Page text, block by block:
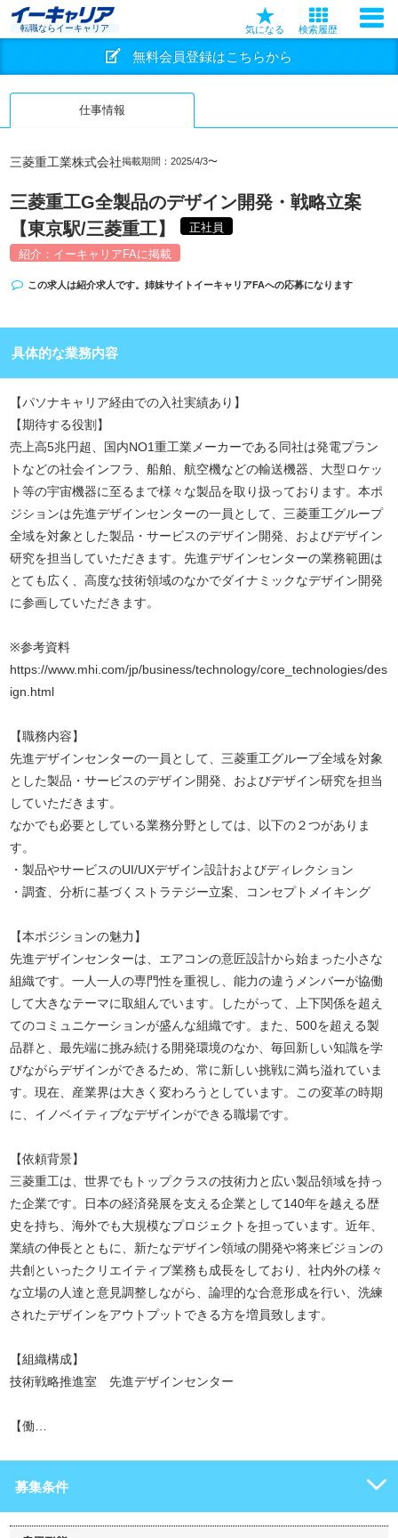
転職ならイーキャリア 気になる 検索履歴
無料会員登録はこちらから
仕事情報
三菱重工業株式会社掲載期間：2025/4/3〜
三菱重工G全製品のデザイン開発・戦略立案
【東京駅/三菱重工】
正社員
紹介：イーキャリアFAに掲載
この求人は紹介求人です。姉妹サイト イーキャリアFAへの応募になります
具体的な業務内容
【パソナキャリア経由での入社実績あり】
【期待する役割】
売上高5兆円超、国内NO1重工業メーカーである同社は発電プラン
トなどの社会インフラ、船舶、航空機などの輸送機器、大型ロケッ
ト等の宇宙機器に至るまで様々な製品を取り扱っております。本ポ
ジションは先進デザインセンターの一員として、三菱重工グループ
全域を対象とした製品・サービスのデザイン開発、およびデザイン
研究を担当していただきます。先進デザインセンターの業務範囲は
とても広く、高度な技術領域のなかでダイナミックなデザイン開発
に参画していただきます。
※参考資料
https://www.mhi.com/jp/business/technology/core_technologies/des
ign.html
【職務内容】
先進デザインセンターの一員として、三菱重工グループ全域を対象
とした製品・サービスのデザイン開発、およびデザイン研究を担当
していただきます。
なかでも必要としている業務分野としては、以下の２つがありま
す。
・製品やサービスのUI/UXデザイン設計およびディレクション
・調査、分析に基づくストラテジー立案、コンセプトメイキング
【本ポジションの魅力】
先進デザインセンターは、エアコンの意匠設計から始まった小さな
組織です。一人一人の専門性を重視し、能力の違うメンバーが協働
して大きなテーマに取組んでいます。したがって、上下関係を超え
てのコミュニケーションが盛んな組織です。また、500を超える製
品群と、最先端に挑み続ける開発環境のなか、毎回新しい知識を学
びながらデザインができるため、常に新しい挑戦に満ち溢れていま
す。現在、産業界は大きく変わろうとしています。この変革の時期
に、イノベイティブなデザインができる職場です。
【依頼背景】
三菱重工は、世界でもトップクラスの技術力と広い製品領域を持っ
た企業です。日本の経済発展を支える企業として140年を越える歴
史を持ち、海外でも大規模なプロジェクトを担っています。近年、
業績の伸長とともに、新たなデザイン領域の開発や将来ビジョンの
共創といったクリエイティブ業務も成長をしており、社内外の様々
な立場の人達と意見調整しながら、論理的な合意形成を行い、洗練
されたデザインをアウトプットできる方を増員致します。
【組織構成】
技術戦略推進室 先進デザインセンター
【働…
募集条件